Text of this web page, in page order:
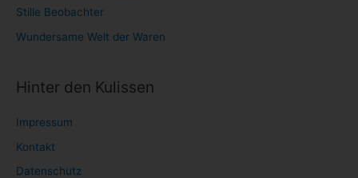
Stille Beobachter
Wundersame Welt der Waren
Hinter den Kulissen
Impressum
Kontakt
Datenschutz